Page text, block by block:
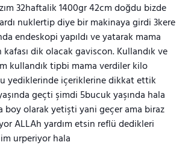
32haftalik 1400gr 42cm doğdu bizde
nuklertip diye bir makinaya girdi 3kere
endeskopi yapıldı ve yatarak mama
dik olacak gaviscon. Kullandık ve
kullandık tipbi mama verdiler kilo
yediklerinde içeriklerine dikkat ettik
geçti şimdi 5bucuk yaşında hala
boy olarak yetişti yani geçer ama biraz
ALLAh yardım etsin reflü dedikleri
urperiyor hala